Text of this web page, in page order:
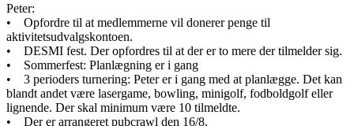
Peter:
• Opfordre til at medlemmerne vil donerer penge til
aktivitetsudvalgskontoen.
• DESMI fest. Der opfordres til at der er to mere der tilmelder sig.
• Sommerfest: Planlægning er i gang
• 3 perioders turnering: Peter er i gang med at planlægge. Det kan
blandt andet være lasergame, bowling, minigolf, fodboldgolf eller
lignende. Der skal minimum være 10 tilmeldte.
• Der er arrangeret pubcrawl den 16/8.